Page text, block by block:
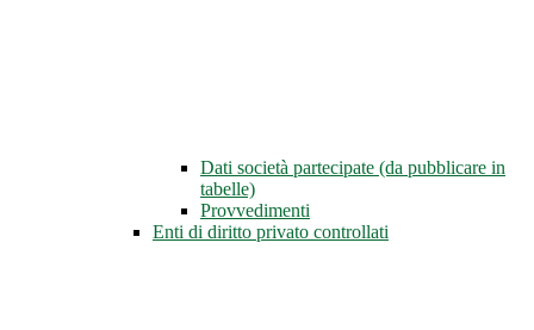
Dati società partecipate (da pubblicare in
tabelle)
Provvedimenti
Enti di diritto privato controllati